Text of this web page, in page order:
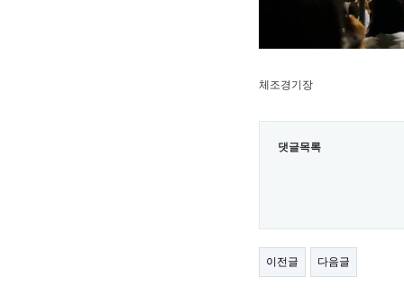
체조경기장
댓글목록
이전글 다음글